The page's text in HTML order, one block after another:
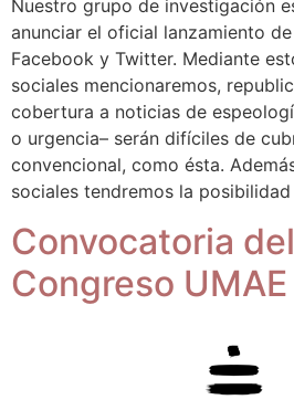
Nuestro grupo de investigación
anunciar el oficial lanzamiento
Facebook y Twitter. Mediante
sociales mencionaremos,
cobertura a noticias de
o urgencia– serán difíciles de
convencional, como ésta.
sociales tendremos la
Convocatoria
Congreso UMAE